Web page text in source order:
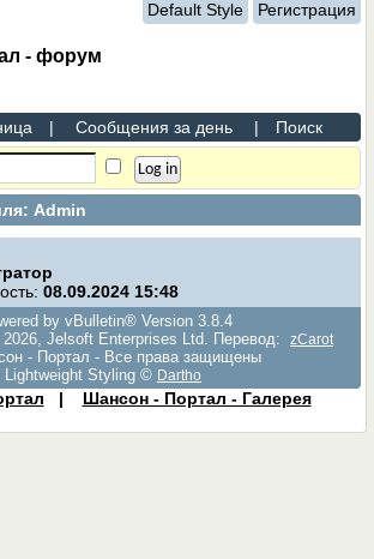
Default Style Регистрация
- форум
| Сообщения за день | Поиск
Admin
08.09.2024 15:48
by vBulletin® Version 3.8.4
Jelsoft Enterprises Ltd. Перевод:
zCarot
- Портал - Все права защищены
Lightweight Styling © Dartho
| Шансон - Портал - Галерея